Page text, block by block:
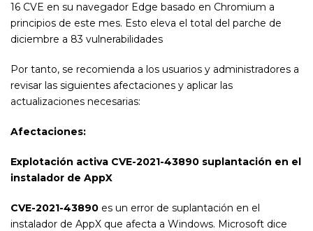
16 CVE en su navegador Edge basado en Chromium a
principios de este mes. Esto eleva el total del parche de
diciembre a 83 vulnerabilidades
Por tanto, se recomienda a los usuarios y administradores a
revisar las siguientes afectaciones y aplicar las
actualizaciones necesarias:
Afectaciones:
Explotación activa CVE-2021-43890 suplantación en el
instalador de AppX
CVE-2021-43890 es un error de suplantación en el
instalador de AppX que afecta a Windows. Microsoft dice